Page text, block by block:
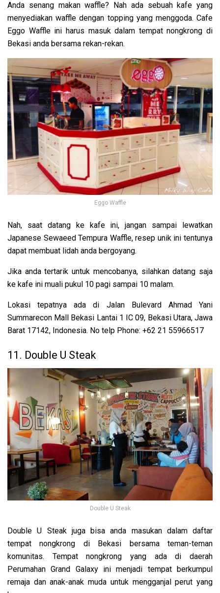
Anda senang makan waffle? Nah ada sebuah kafe yang
menyediakan waffle dengan topping yang menggoda. Cafe
Eggo Waffle ini harus masuk dalam tempat nongkrong di
Bekasi anda bersama rekan-rekan.
Eggo Waffle
Nah, saat datang ke kafe ini, jangan sampai lewatkan
Japanese Sewaeed Tempura Waffle, resep unik ini tentunya
dapat membuat lidah anda bergoyang.
Jika anda tertarik untuk mencobanya, silahkan datang saja
ke kafe ini muali pukul 10 pagi sampai 10 malam.
Lokasi tepatnya ada di Jalan Bulevard Ahmad Yani
Summarecon Mall Bekasi Lantai 1 IC 09, Bekasi Utara, Jawa
Barat 17142, Indonesia. No telp Phone: +62 21 55966517
11. Double U Steak
Double U Steak
Double U Steak juga bisa anda masukan dalam daftar
tempat nongkrong di Bekasi bersama teman-teman
komunitas. Tempat nongkrong yang ada di daerah
Perumahan Grand Galaxy ini menjadi tempat berkumpul
remaja dan anak-anak muda untuk mengganjal perut yang